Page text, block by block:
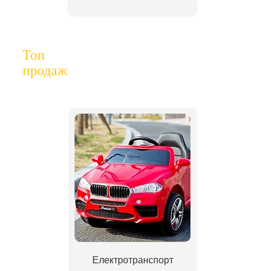
Топ
продаж
Електротранспорт